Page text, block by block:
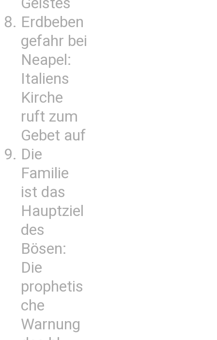
Erdbeben
gefahr bei
Neapel:
Italiens
Kirche
ruft zum
Gebet auf
Die
Familie
ist das
Hauptziel
des
Bösen:
Die
prophetis
che
Warnung